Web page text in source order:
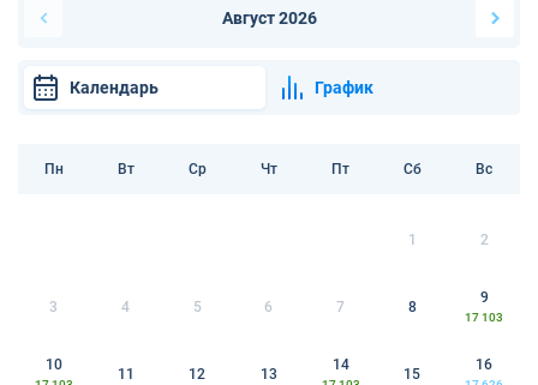
Август 2026
Календарь График
Пн Вт Ср Чт Пт Сб Вс
1 2
3 4 5 6 7 8
9
17 103
10
11 12 13
14
15
16